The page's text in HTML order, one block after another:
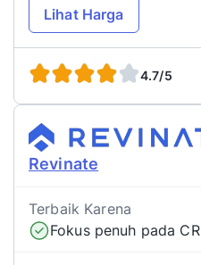
Lihat Harga
4.7/5
Revinate
Terbaik Karena
Fokus penuh pada